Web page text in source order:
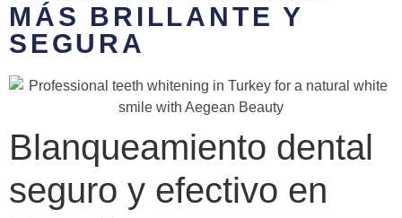
MÁS BRILLANTE Y
SEGURA
Blanqueamiento dental
seguro y efectivo en